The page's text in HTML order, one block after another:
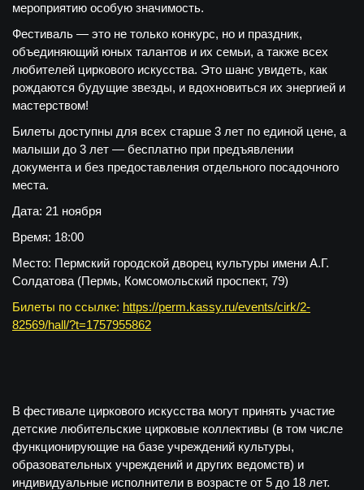
мероприятию особую значимость.
Фестиваль — это не только конкурс, но и праздник,
объединяющий юных талантов и их семьи, а также всех
любителей циркового искусства. Это шанс увидеть, как
рождаются будущие звезды, и вдохновиться их энергией и
мастерством!
Билеты доступны для всех старше 3 лет по единой цене, а
малыши до 3 лет — бесплатно при предъявлении
документа и без предоставления отдельного посадочного
места.
Дата: 21 ноября
Время: 18:00
Место: Пермский городской дворец культуры имени А.Г.
Солдатова (Пермь, Комсомольский проспект, 79)
Билеты по ссылке: https://perm.kassy.ru/events/cirk/2-
82569/hall/?t=1757955862
В фестивале циркового искусства могут принять участие
детские любительские цирковые коллективы (в том числе
функционирующие на базе учреждений культуры,
образовательных учреждений и других ведомств) и
индивидуальные исполнители в возрасте от 5 до 18 лет.